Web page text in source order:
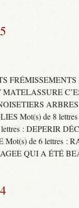
FRÉMISSEMENTS
Mot(s) de 8
: DEPERIR
de 6 lettres :
QUI A ÉTÉ